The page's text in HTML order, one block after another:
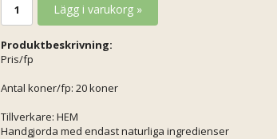
Lägg i varukorg »
Produktbeskrivning:
Pris/fp
Antal koner/fp: 20 koner
Tillverkare: HEM
Handgjorda med endast naturliga ingredienser